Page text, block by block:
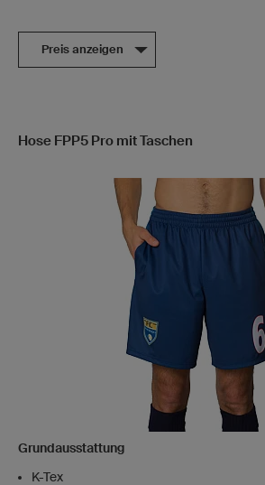
Preis anzeigen
Hose FPP5 Pro mit Taschen
Grundausstattung
K-Tex